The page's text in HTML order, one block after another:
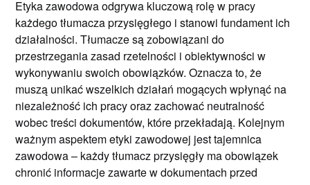
Etyka zawodowa odgrywa kluczową rolę w pracy
każdego tłumacza przysięgłego i stanowi fundament ich
działalności. Tłumacze są zobowiązani do
przestrzegania zasad rzetelności i obiektywności w
wykonywaniu swoich obowiązków. Oznacza to, że
muszą unikać wszelkich działań mogących wpłynąć na
niezależność ich pracy oraz zachować neutralność
wobec treści dokumentów, które przekładają. Kolejnym
ważnym aspektem etyki zawodowej jest tajemnica
zawodowa – każdy tłumacz przysięgły ma obowiązek
chronić informacje zawarte w dokumentach przed